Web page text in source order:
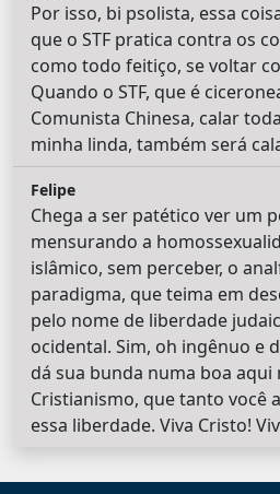
Por isso, bi psolista, essa
que o STF pratica contra os
como todo feitiço, se voltar
Quando o STF, que é
Comunista Chinesa, calar
minha linda, também será
Felipe
Chega a ser patético ver um
mensurando a
islâmico, sem perceber, o
paradigma, que teima em
pelo nome de liberdade
ocidental. Sim, oh ingênuo e
dá sua bunda numa boa
Cristianismo, que tanto você
essa liberdade. Viva Cristo!